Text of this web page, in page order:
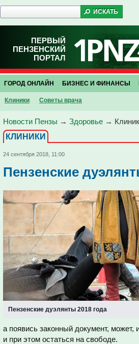
ПЕРВЫЙ
ПЕНЗЕНСКИЙ
ПОРТАЛ
ГОРОД ОНЛАЙН БИЗНЕС И ФИНАНСЫ
Клиники Советы врача
Новости Пензы → Здоровье →
КЛИНИКИ
24 сентября 2018, 11:00
Пензенские
Пензенские дуэлянты 2018 года
а появись законный документ,
и при этом остаться на свободе.